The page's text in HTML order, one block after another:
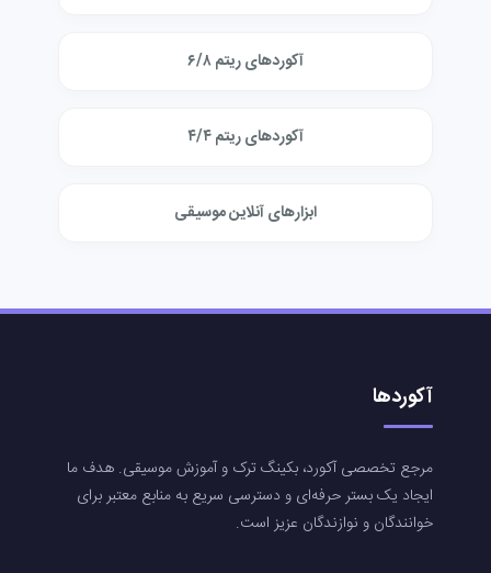
آکوردهای ریتم ۶/۸
آکوردهای ریتم ۴/۴
ابزارهای آنلاین موسیقی
آکوردها
مرجع تخصصی آکورد، بکینگ ترک و آموزش موسیقی. هدف ما
ایجاد یک بستر حرفه‌ای و دسترسی سریع به منابع معتبر برای
خوانندگان و نوازندگان عزیز است.